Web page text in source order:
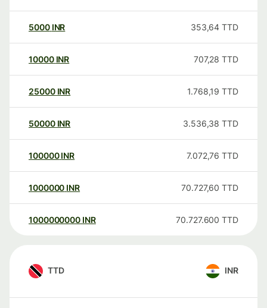
5000 INR 353,64 TTD
10000 INR 707,28 TTD
25000 INR 1.768,19 TTD
50000 INR 3.536,38 TTD
100000 INR 7.072,76 TTD
1000000 INR 70.727,60 TTD
1000000000 INR 70.727.600 TTD
TTD INR